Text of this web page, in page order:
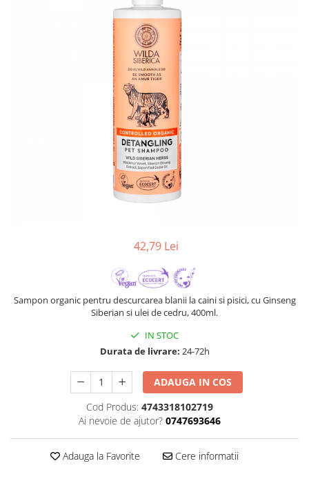
42,79 Lei
Sampon organic pentru descurcarea blanii la caini si pisici, cu Ginseng
Siberian si ulei de cedru, 400ml.
IN STOC
Durata de livrare: 24-72h
ADAUGA IN COS
Cod Produs: 4743318102719
Ai nevoie de ajutor? 0747693646
Adauga la Favorite Cere informatii